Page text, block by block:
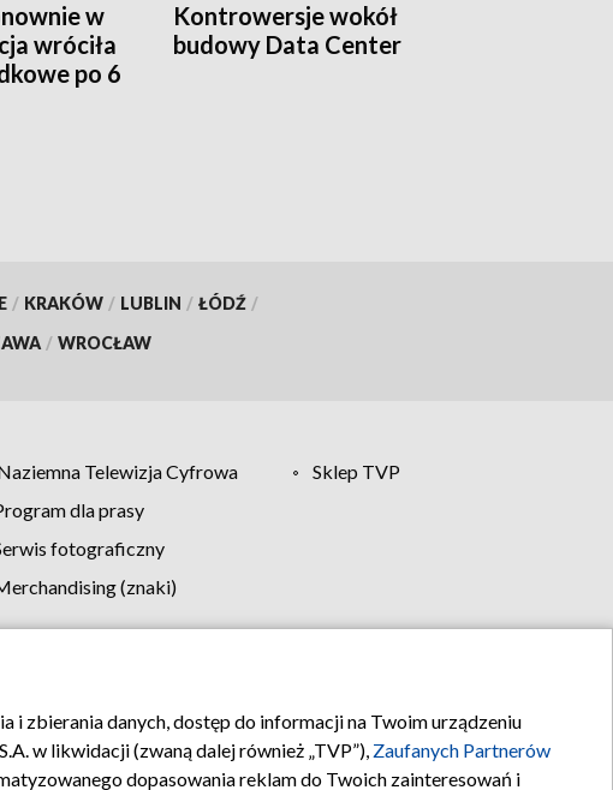
w
wróciła
po 6
Kontrowersje wokół
budowy Data Center
/ KRAKÓW / LUBLIN / ŁÓDŹ /
/ WROCŁAW
Telewizja Cyfrowa
Sklep TVP
dla prasy
fotograficzny
(znaki)
Biuro reklamy Kontakt
i zbierania danych, dostęp do informacji na Twoim urządzeniu
w likwidacji (zwaną dalej również „TVP”), Zaufanych Partnerów
dopasowania reklam do Twoich zainteresowań i